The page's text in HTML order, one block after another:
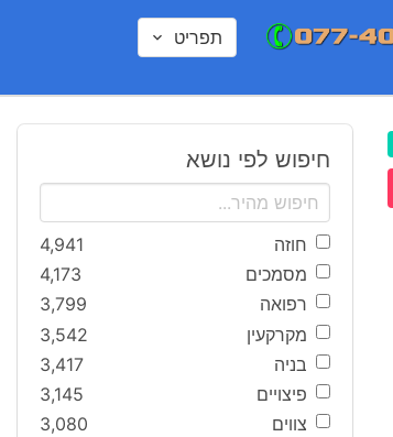
תפריט
חיפוש לפי נושא
חוזה
4,941
מסמכים
4,173
רפואה
3,799
מקרקעין
3,542
בניה
3,417
פיצויים
3,145
צווים
3,080